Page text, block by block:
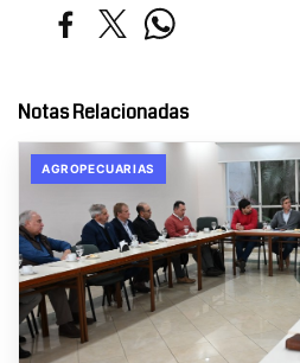
Notas Relacionadas
AGROPECUARIAS